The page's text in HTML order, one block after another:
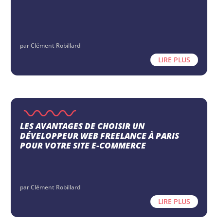
parClément Robillard
LIRE PLUS
LES AVANTAGES DE CHOISIR UN
DÉVELOPPEUR WEB FREELANCE À PARIS
POUR VOTRE SITE E-COMMERCE
parClément Robillard
LIRE PLUS